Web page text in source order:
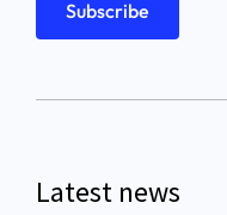
Latest news